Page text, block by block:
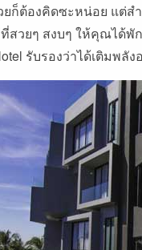
ยก็ต้องคิดซะหน่อย แต่ส
สวยๆ สงบๆ ให้คุณได้พั
รับรองว่าได้เติมพลั